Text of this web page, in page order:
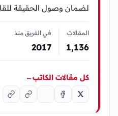
لضمان وصول الحقيقة
المقالات
1٬136
في الفريق منذ
2017
كل مقالات الكاتب←